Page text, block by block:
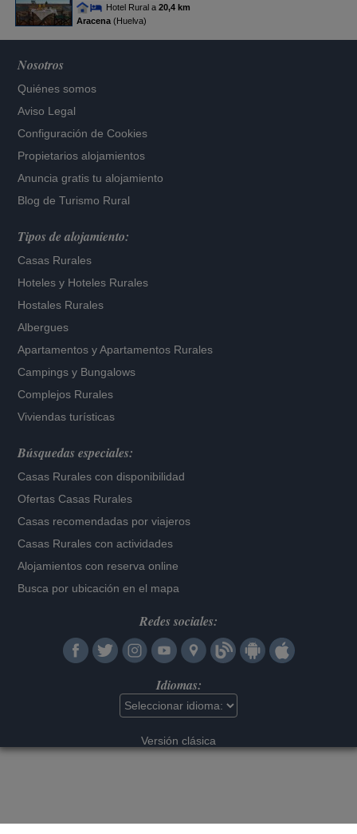
Hotel Rural a 20,4 km
Aracena(Huelva)
Nosotros
Quiénes somos
Aviso Legal
Configuración de Cookies
Propietarios alojamientos
Anuncia gratis tu alojamiento
Blog de Turismo Rural
Tipos de alojamiento:
Casas Rurales
Hoteles y Hoteles Rurales
Hostales Rurales
Albergues
Apartamentos yApartamentos Rurales
Campings y Bungalows
Complejos Rurales
Viviendas turísticas
Búsquedas especiales:
Casas Rurales con disponibilidad
Ofertas Casas Rurales
Casas recomendadas por viajeros
Casas Rurales con actividades
Alojamientos con reserva online
Busca por ubicación en el mapa
Redes sociales:
Idiomas:
Versión clásica